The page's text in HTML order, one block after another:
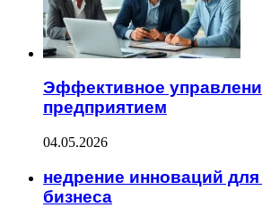
Эффективное
предприятием
04.05.2026
недрение инноваций для
бизнеса